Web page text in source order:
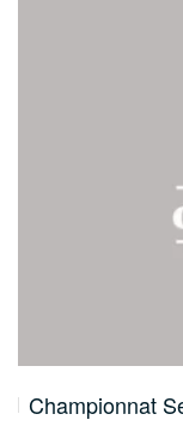
Championnat